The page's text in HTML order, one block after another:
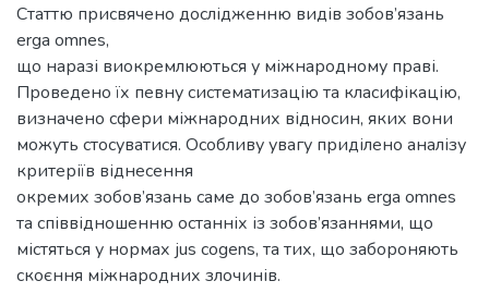
Статтю присвячено дослідженню видів зобов’язань
erga omnes,
що наразі виокремлюються у міжнародному праві.
Проведено їх певну систематизацію та класифікацію,
визначено сфери міжнародних відносин, яких вони
можуть стосуватися. Особливу увагу приділено аналізу
критеріїв віднесення
окремих зобов’язань саме до зобов’язань erga omnes
та співвідношенню останніх із зобов’язаннями, що
містяться у нормах jus cogens, та тих, що забороняють
скоєння міжнародних злочинів.